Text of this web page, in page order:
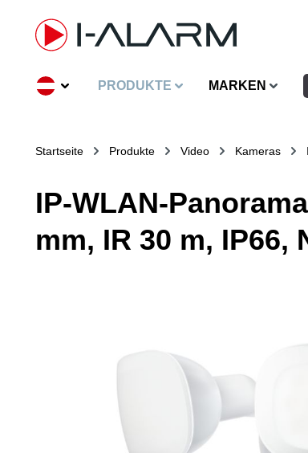
springen
PRODUKTE MARKEN
Startseite Produkte Video Kameras
IP-WLAN-
mm, IR 30 m, IP66,